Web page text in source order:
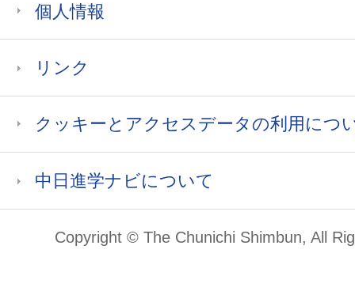
個人情報
リンク
クッキーとアクセスデータの利用につ
中日進学ナビについて
Copyright © The Chunichi Shimbun, All